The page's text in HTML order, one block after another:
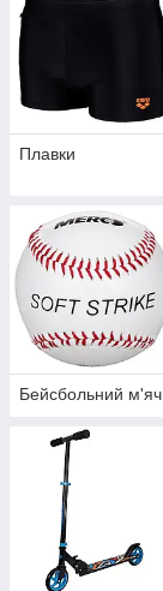
Плавки
Бейсбольний м'яч